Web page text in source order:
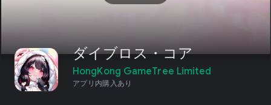
ダイブロス・コア
HongKong GameTree Limited
アプリ内購入あり